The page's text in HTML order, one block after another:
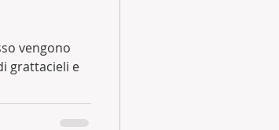
vengono
grattacieli e